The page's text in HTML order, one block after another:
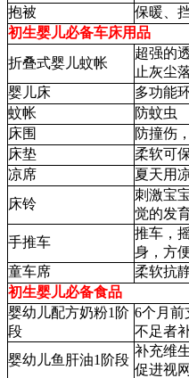
抱被
保暖、
初生婴儿必备车床用品
折叠式婴儿蚊帐
超强的
止灰尘
婴儿床
多功能
蚊帐
防蚊虫
床围
防撞伤
床垫
柔软可
凉席
夏天用
床铃
刺激宝
觉的发
手推车
推车，
身，方
童车席
柔软抗
初生婴儿必备食品
婴幼儿配方奶粉1阶
段
6个月前
不足者
婴幼儿鱼肝油1阶段
补充维
促进视